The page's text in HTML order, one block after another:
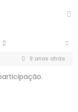
9 anos atrás